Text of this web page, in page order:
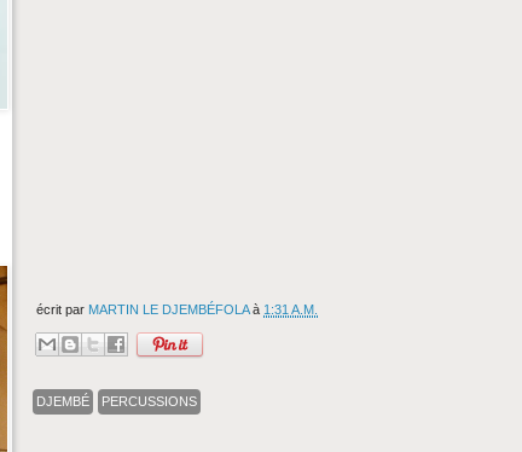
écrit par MARTIN LE DJEMBÉFOLAà 1:31 A.M.
DJEMBÉ PERCUSSIONS